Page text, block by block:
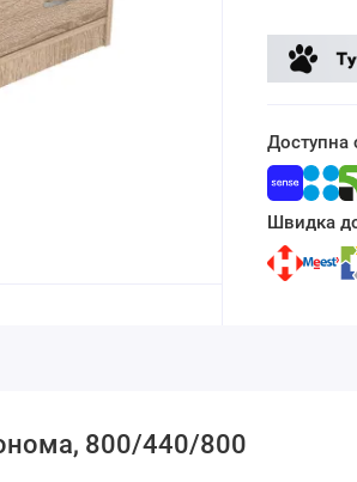
Доступна
Швидка
800/440/800